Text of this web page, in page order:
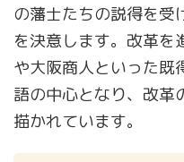
の藩士たちの説得を受
を決意します。改革を
や大阪商人といった既
語の中心となり、改革
描かれています。